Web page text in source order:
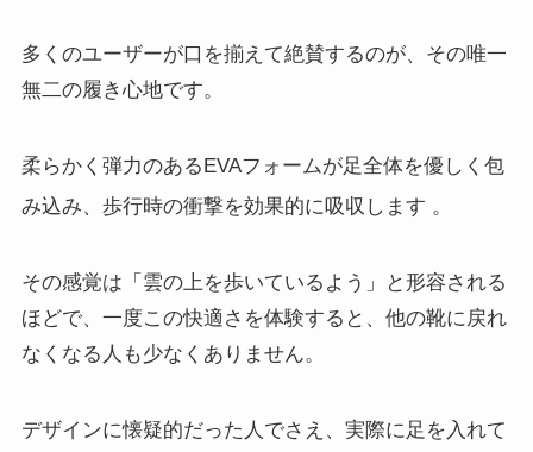
多くのユーザーが口を揃えて絶賛するのが、その唯一
無二の履き心地です。
柔らかく弾力のあるEVAフォームが足全体を優しく包
み込み、歩行時の衝撃を効果的に吸収します 。
その感覚は「雲の上を歩いているよう」と形容される
ほどで、一度この快適さを体験すると、他の靴に戻れ
なくなる人も少なくありません。
デザインに懐疑的だった人でさえ、実際に足を入れて